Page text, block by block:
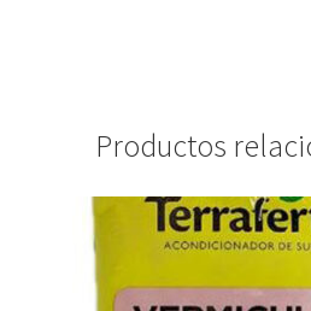
Productos